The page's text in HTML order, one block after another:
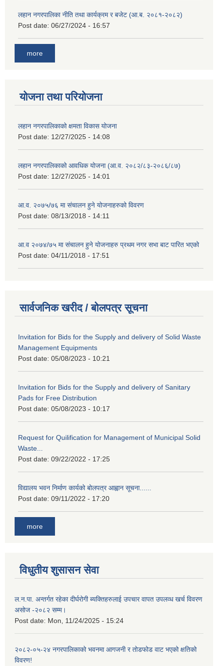
लहान नगरपालिका नीति तथा कार्यक्रम र बजेट (आ.ब. २०८१-२०८२)
Post date: 06/27/2024 - 16:57
more
योजना तथा परियोजना
लहान नगरपालिकाको क्षमता विकास योजना
Post date: 12/27/2025 - 14:08
लहान नगरपालिकाको आवधिक योजना (आ.व. २०८२/८३-२०८६/८७)
Post date: 12/27/2025 - 14:01
आ.व. २०७५/७६ मा संचालन हुने योजनाहरुको विवरण
Post date: 08/13/2018 - 14:11
आ.व २०७४/७५ मा संचालन हुने योजनाहरु प्रथम नगर सभा बाट पारित भएको
Post date: 04/11/2018 - 17:51
सार्वजनिक खरीद / बोलपत्र सूचना
Invitation for Bids for the Supply and delivery of Solid Waste
Management Equipments
Post date: 05/08/2023 - 10:21
Invitation for Bids for the Supply and delivery of Sanitary
Pads for Free Distribution
Post date: 05/08/2023 - 10:17
Request for Quilification for Management of Municipal Solid
Waste...
Post date: 09/22/2022 - 17:25
विद्यालय भवन निर्माण कार्यको बोलपत्र आह्वान सूचना......
Post date: 09/11/2022 - 17:20
more
विधुतीय शुसासन सेवा
ल.न.पा. अन्तर्गत रहेका दीर्घरोगी ब्यक्तिहरुलाई उपचार वापत उपलव्ध खर्च विवरण
असोज -२०८२ सम्म।
Post date: Mon, 11/24/2025 - 15:24
२०८२-०५-२४ नगरपालिकाको भवनमा आगजनी र तोडफोड वाट भएको क्षतिको
विवरण!